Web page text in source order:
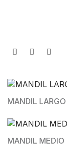
MANDIL LARGO
MANDIL MEDIO